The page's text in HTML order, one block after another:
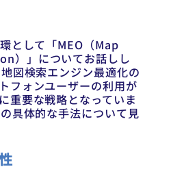
として「MEO（Map
）」についてお話しし
図検索エンジン最適化の
フォンユーザーの利用が
重要な戦略となっていま
具体的な手法について見